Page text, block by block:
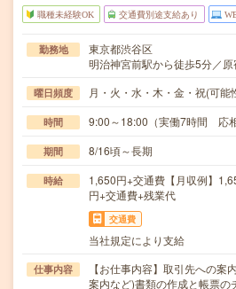
職種未経験OK 交通費別途支給あり
勤務地
東京都渋谷区
明治神宮前駅から徒歩5分／
曜日頻度 月・火・水・木・金・祝(可能
時間 9:00～18:00（実働7時間 応
期間 8/16頃～長期
時給
1,650円+交通費【月収例】
円+交通費+残業代
交通費
当社規定により支給
仕事内容
【お仕事内容】取引先への案
案内など)書類の作成と帳票